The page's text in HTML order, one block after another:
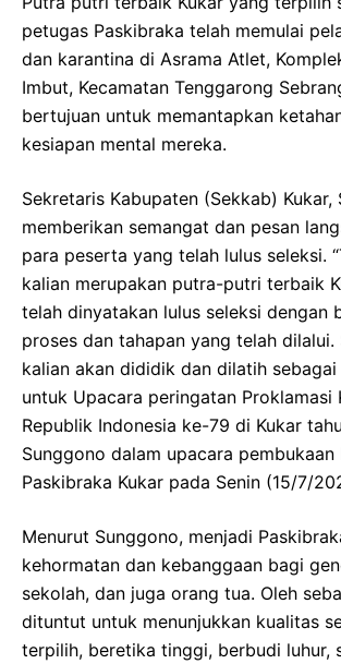
petugas Paskibraka telah memulai
dan karantina di Asrama Atlet,
Imbut, Kecamatan Tenggarong
bertujuan untuk memantapkan
kesiapan mental mereka.
Sekretaris Kabupaten (Sekkab) Kukar,
memberikan semangat dan pesan
para peserta yang telah lulus seleksi.
kalian merupakan putra-putri terbaik
telah dinyatakan lulus seleksi dengan
proses dan tahapan yang telah dilalui.
kalian akan dididik dan dilatih sebagai
untuk Upacara peringatan Proklamasi
Republik Indonesia ke-79 di Kukar
Sunggono dalam upacara pembukaan
Paskibraka Kukar pada Senin (15/7/
Menurut Sunggono, menjadi
kehormatan dan kebanggaan bagi
sekolah, dan juga orang tua. Oleh
dituntut untuk menunjukkan kualitas
terpilih, beretika tinggi, berbudi luhur,